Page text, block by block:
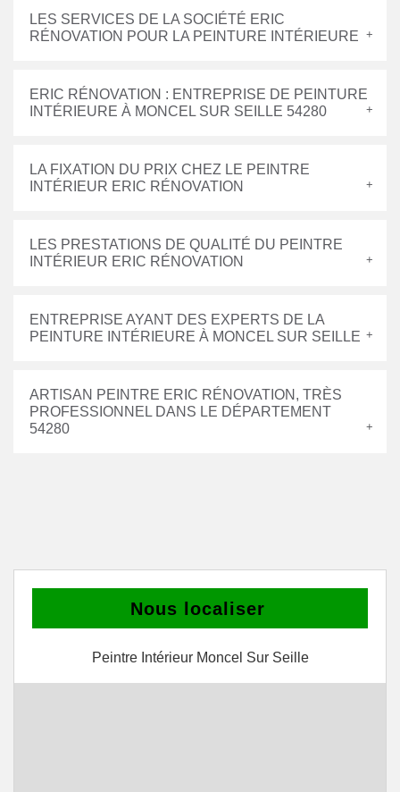
LES SERVICES DE LA SOCIÉTÉ ERIC
RÉNOVATION POUR LA PEINTURE INTÉRIEURE
ERIC RÉNOVATION : ENTREPRISE DE PEINTURE
INTÉRIEURE À MONCEL SUR SEILLE 54280
LA FIXATION DU PRIX CHEZ LE PEINTRE
INTÉRIEUR ERIC RÉNOVATION
LES PRESTATIONS DE QUALITÉ DU PEINTRE
INTÉRIEUR ERIC RÉNOVATION
ENTREPRISE AYANT DES EXPERTS DE LA
PEINTURE INTÉRIEURE À MONCEL SUR SEILLE
ARTISAN PEINTRE ERIC RÉNOVATION, TRÈS
PROFESSIONNEL DANS LE DÉPARTEMENT
54280
Nous localiser
Peintre Intérieur Moncel Sur Seille